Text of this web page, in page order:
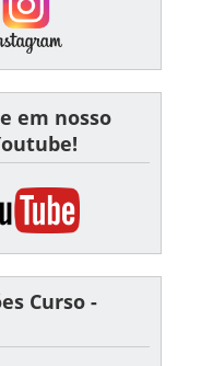
em nosso
Curso -